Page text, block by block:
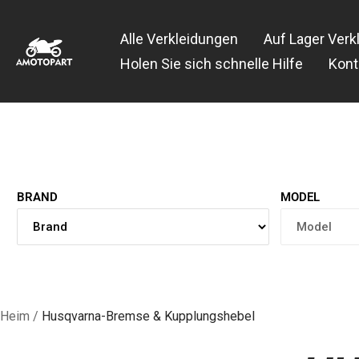
Inhalt
springen
Alle Verkleidungen
Auf Lager
Holen Sie sich schnelle Hilfe
BRAND MODEL
Heim Husqvarna-Bremse & Kupplungshebel